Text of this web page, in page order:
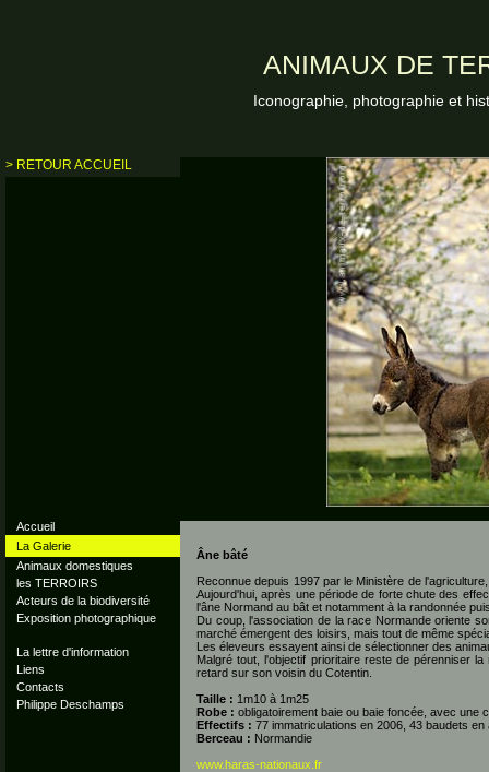
ANIMAUX DE
Iconographie, photographie et
> RETOUR ACCUEIL
Accueil
La Galerie
Animaux domestiques
les TERROIRS
Acteurs de la biodiversité
Exposition photographique
La lettre d'information
Liens
Contacts
Philippe Deschamps
Âne bâté
Reconnue depuis 1997 par le Ministère de
Aujourd'hui, après une période de forte chute des
l'âne Normand au bât et notamment à la randonnée
Du coup, l'association de la race Normande oriente
marché émergent des loisirs, mais tout de même
Les éleveurs essayent ainsi de sélectionner des
Malgré tout, l'objectif prioritaire reste de pérenniser
retard sur son voisin du Cotentin.
Taille : 1m10 à 1m25
Robe : obligatoirement baie ou baie foncée, avec une
Effectifs : 77 immatriculations en 2006, 43 baudets en
Berceau : Normandie
www.haras-nationaux.fr